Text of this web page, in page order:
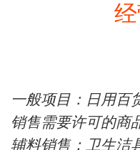
一般项目：日用百
销售需要许可的商
辅料销售；卫生洁